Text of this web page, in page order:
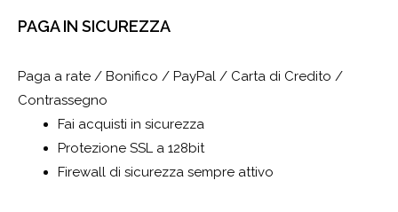
PAGA IN SICUREZZA
Paga a rate / Bonifico / PayPal / Carta di Credito /
Contrassegno
Fai acquisti in sicurezza
Protezione SSL a 128bit
Firewall di sicurezza sempre attivo